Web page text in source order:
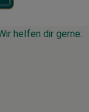
helfen dir gerne: